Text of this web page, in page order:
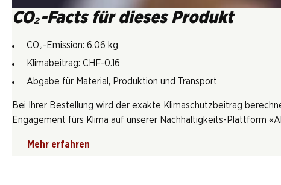
CO₂-Facts für dieses Produkt
CO₂-Emission: 6.06 kg
Klimabeitrag: CHF-0.16
Abgabe für Material, Produktion und Transport
Bei Ihrer Bestellung wird der exakte Klimaschutzbeitrag
Engagement fürs Klima auf unserer Nachhaltigkeits-Plattform
Mehr erfahren